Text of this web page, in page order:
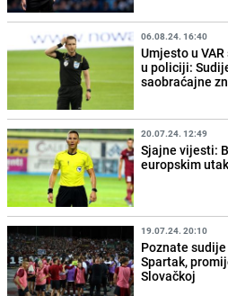
06.08.24. 16:40
Umjesto u
u policiji:
saobraćajne
20.07.24. 12:49
Sjajne vijesti:
europskim
19.07.24. 20:10
Poznate
Spartak,
Slovačkoj